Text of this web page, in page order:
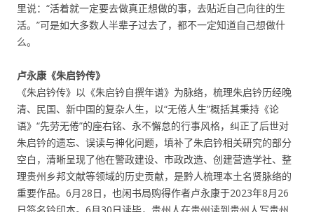
里说：“活着就一定要去做真正想做的事，去贴近自己向往的生
活。”可是如大多数人半辈子过去了，都不一定知道自己想做什
么。
卢永康《朱启钤传》
《朱启钤传》以《朱启钤自撰年谱》为脉络，梳理朱启钤历经晚
清、民国、新中国的复杂人生，以“无倦人生”概括其秉持《论
语》“先劳无倦”的座右铭、永不懈怠的行事风格，纠正了后世对
朱启钤的遗忘、误读与神化问题，填补了朱启钤相关研究的部分
空白，清晰呈现了他在警政建设、市政改造、创建营造学社、整
理贵州乡邦文献等领域的历史贡献，是黔人梳理本土名贤脉络的
重要作品。6月28日，也闲书局购得作者卢永康于2023年8月26
日签名钤印本。6月30日读毕，贵州人在贵州读到贵州人写贵州